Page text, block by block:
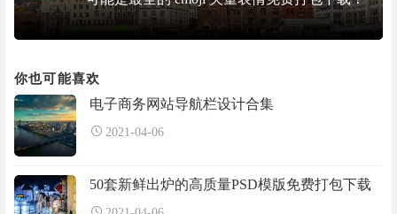
你也可能喜欢
电子商务网站导航栏设计合集
2021-04-06
50套新鲜出炉的高质量PSD模版免费打包下载